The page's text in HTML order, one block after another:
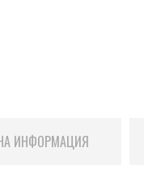
ИНФОРМАЦИЯ